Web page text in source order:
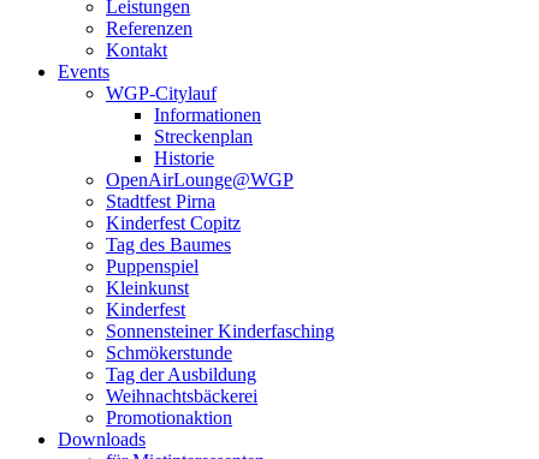
Leistungen
Referenzen
Kontakt
Events
WGP-Citylauf
Informationen
Streckenplan
Historie
OpenAirLounge@WGP
Stadtfest Pirna
Kinderfest Copitz
Tag des Baumes
Puppenspiel
Kleinkunst
Kinderfest
Sonnensteiner Kinderfasching
Schmökerstunde
Tag der Ausbildung
Weihnachtsbäckerei
Promotionaktion
Downloads